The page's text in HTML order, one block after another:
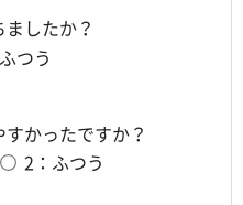
したか？
つう
かったですか？
2：ふつう